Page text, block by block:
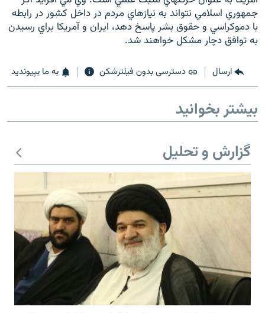
جمهوري اسلامي نتواند به نيازهاي مردم در داخل کشور در رابطه
با دموکراسي و حقوق بشر پاسخ دهد، ايران و آمريکا براي رسيدن
به توافق دچار مشکل خواهند شد.
ارسال دسترسی بدون فیلترشکن به ما بپیوندید
بیشتر بخوانید
گزارش و تحلیل